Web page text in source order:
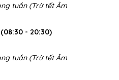
tuần (Trừ tết Âm
(08:30 - 20:30)
tuần (Trừ tết Âm